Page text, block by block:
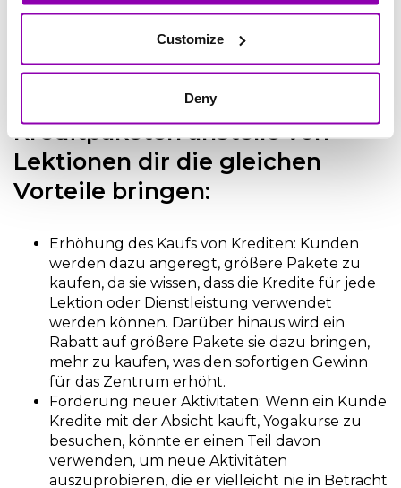
Customize
Deny
Deshalb wird der Verkauf von
Kreditpaketen anstelle von
Lektionen dir die gleichen
Vorteile bringen:
Erhöhung des Kaufs von Krediten: Kunden
werden dazu angeregt, größere Pakete zu
kaufen, da sie wissen, dass die Kredite für jede
Lektion oder Dienstleistung verwendet
werden können. Darüber hinaus wird ein
Rabatt auf größere Pakete sie dazu bringen,
mehr zu kaufen, was den sofortigen Gewinn
für das Zentrum erhöht.
Förderung neuer Aktivitäten: Wenn ein Kunde
Kredite mit der Absicht kauft, Yogakurse zu
besuchen, könnte er einen Teil davon
verwenden, um neue Aktivitäten
auszuprobieren, die er vielleicht nie in Betracht